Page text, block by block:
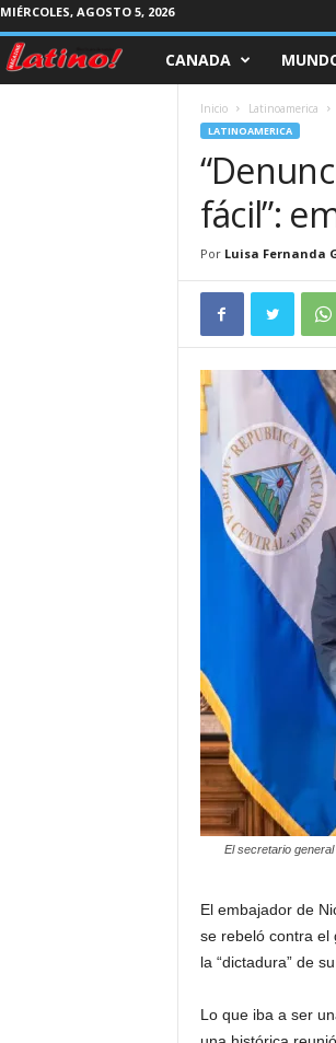
MIÉRCOLES, AGOSTO 5, 2026
CANADA
Inicio Latinoamerica
LATINOAMERICA
fácil”:
Por Luisa Fernanda
El secretario
El embajador de
se rebeló contra el
la “dictadura” de
Lo que iba a ser